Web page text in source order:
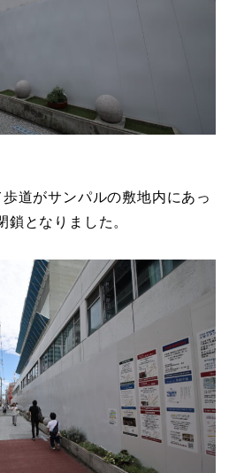
道がサンパルの敷地内にあっ
鎖となりました。